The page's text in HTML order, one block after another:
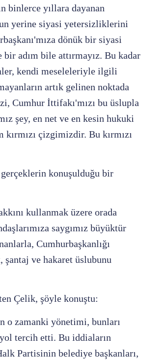
binlerce yıllara dayanan
yerine siyasi yetersizliklerini
dönük bir siyasi
adım bile attırmayız. Bu kadar
kendi meseleleriyle ilgili
artık gelinen noktada
Cumhur İttifakı'mızı bu üslupla
şey, en net ve en kesin hukuki
çizgimizdir. Bu kırmızı
konuşulduğu bir
kullanmak üzere orada
saygımız büyüktür
Cumhurbaşkanlığı
şantaj ve hakaret üslubunu
Çelik, şöyle konuştu:
o zamanki yönetimi, bunları
tercih etti. Bu iddiaların
Partisinin belediye başkanları,